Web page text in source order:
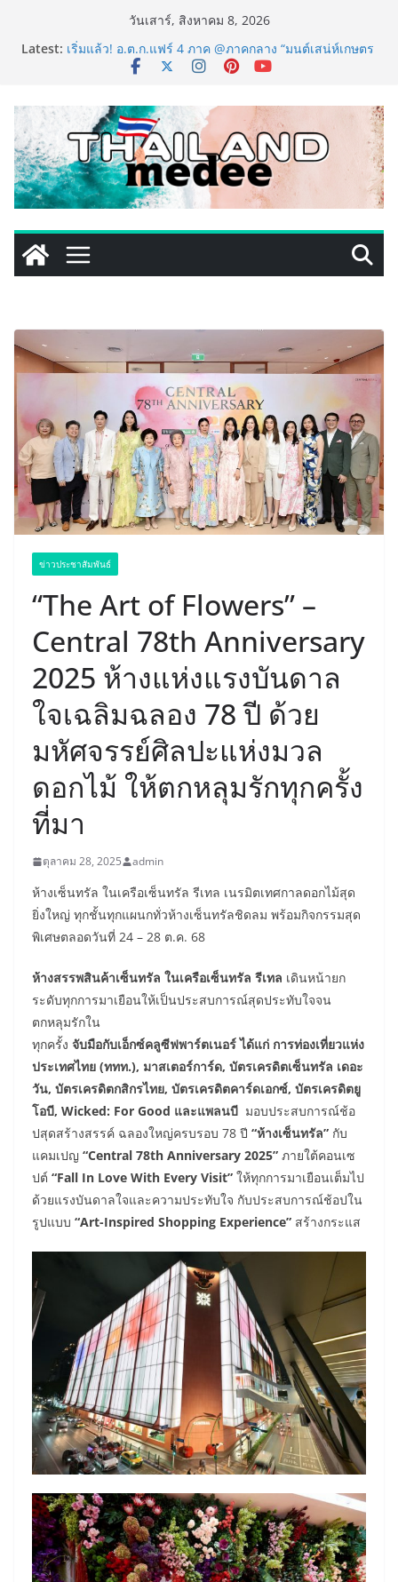
วันเสาร์, สิงหาคม 8, 2026
Latest: เริ่มแล้ว! อ.ต.ก.แฟร์ 4 ภาค @ภาคกลาง “มนต์เสน่ห์เกษตร
ไทย สู่ใจกลางมหานคร” ชวนชิม ช้อป สินค้าเกษตร
ททท. ประกาศความสำเร็จ Village to the World Season
5 ผนึก 9 พันธมิตร ขับเคลื่อน ESG Tourism สืบสานพระ
ราชปณิธาน สร้างคุณค่าการท่องเที่ยวไทยอย่างยั่งยืน
เหิงลี่ แมนูแฟคเจอริ่ง เทคโนโลยี (ไทยแลนด์) เปิดโรงงาน
แห่งใหม่ในชลบุรี เดินหน้าขยายฐานการผลิตสู่เอเชียตะวัน
ออกเฉียงใต้ เสริมแกร่งยุทธศาสตร์ระดับโลก
LORDNINE จัดศึกคนดังสายเกม ไทย ปะทะ ฟิลิปปินส์ ใน
“Rise of the Tenth Lord” เปิดสงครามกิลด์ข้ามประเทศ
ฉลองเซิร์ฟเวอร์ใหม่ เฮเลนา
PIPPER STANDARD® เปิดตัวแชมพูอาบน้ำ และ โฟมอาบ
แห้งสัตว์เลี้ยง ชูนวัตกรรมพลังธรรมชาติ “Zero-Residue”
ข่าวประชาสัมพันธ์
“The Art of Flowers” –
Central 78th Anniversary
2025 ห้างแห่งแรงบันดาล
ใจเฉลิมฉลอง 78 ปี ด้วย
มหัศจรรย์ศิลปะแห่งมวล
ดอกไม้ ให้ตกหลุมรักทุกครั้ง
ที่มา
ตุลาคม 28, 2025 admin
ห้างเซ็นทรัล ในเครือเซ็นทรัล รีเทล เนรมิตเทศกาลดอกไม้สุด
ยิ่งใหญ่ ทุกชั้นทุกแผนกทั่วห้างเซ็นทรัลชิดลม พร้อมกิจกรรมสุด
พิเศษตลอดวันที่ 24 – 28 ต.ค. 68
ห้างสรรพสินค้าเซ็นทรัล ในเครือเซ็นทรัล รีเทล เดินหน้ายก
ระดับทุกการมาเยือนให้เป็นประสบการณ์สุดประทับใจจน
ตกหลุมรักใน
ทุกครั้ง จับมือกับเอ็กซ์คลูซีฟพาร์ตเนอร์ ได้แก่ การท่องเที่ยวแห่ง
ประเทศไทย (ททท.), มาสเตอร์การ์ด, บัตรเครดิตเซ็นทรัล เดอะ
วัน, บัตรเครดิตกสิกรไทย, บัตรเครดิตคาร์ดเอกซ์, บัตรเครดิตยู
โอบี, Wicked: For Good และแพลนบี มอบประสบการณ์ช้อ
ปสุดสร้างสรรค์ ฉลองใหญ่ครบรอบ 78 ปี “ห้างเซ็นทรัล” กับ
แคมเปญ “Central 78th Anniversary 2025” ภายใต้คอนเซ
ปต์ “Fall In Love With Every Visit” ให้ทุกการมาเยือนเต็มไป
ด้วยแรงบันดาลใจและความประทับใจ กับประสบการณ์ช้อปใน
รูปแบบ “Art-Inspired Shopping Experience” สร้างกระแส